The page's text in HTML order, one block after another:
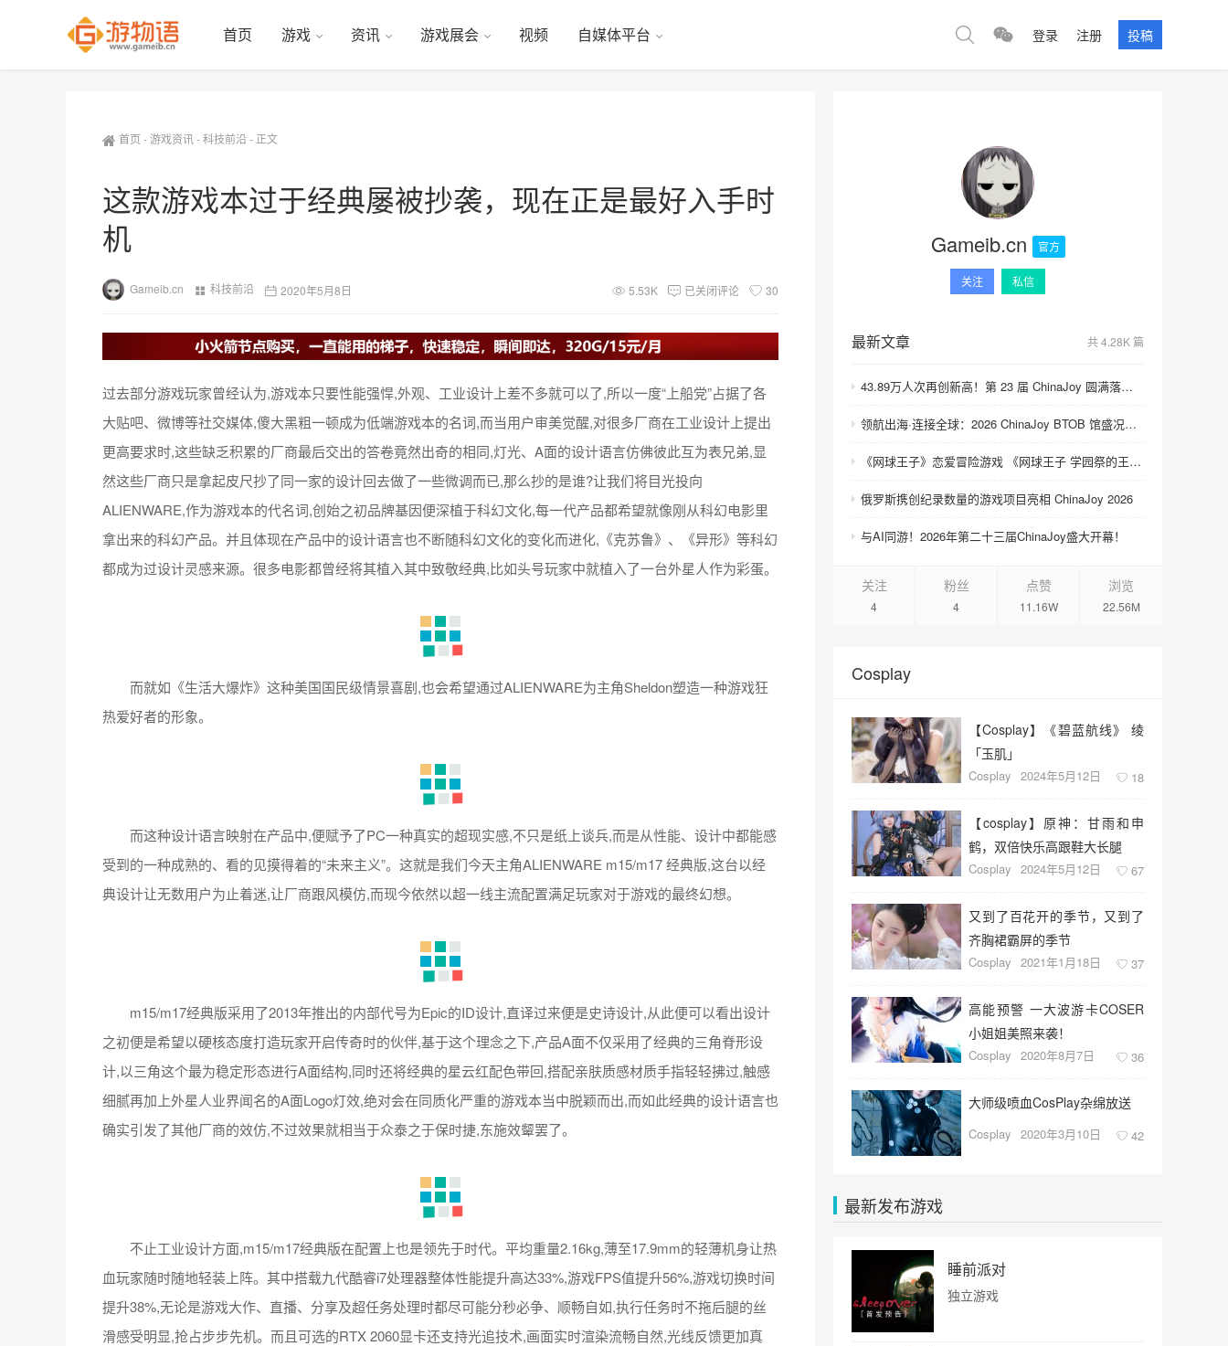
首页 游戏 资讯 游戏展会 视频 自媒体平台 登录 注册 投稿
首页 -游戏资讯-科技前沿- 正文
这款游戏本过于经典屡被抄袭，现在正是最好入手时
机
Gameib.cn 科技前沿 2020年5月8日 5.53K 已关闭评论 30
过去部分游戏玩家曾经认为,游戏本只要性能强悍,外观、工业设计上差不多就可以了,所以一度“上船党”占据了各
大贴吧、微博等社交媒体,傻大黑粗一顿成为低端游戏本的名词,而当用户审美觉醒,对很多厂商在工业设计上提出
更高要求时,这些缺乏积累的厂商最后交出的答卷竟然出奇的相同,灯光、A面的设计语言仿佛彼此互为表兄弟,显
然这些厂商只是拿起皮尺抄了同一家的设计回去做了一些微调而已,那么抄的是谁?让我们将目光投向
ALIENWARE,作为游戏本的代名词,创始之初品牌基因便深植于科幻文化,每一代产品都希望就像刚从科幻电影里
拿出来的科幻产品。并且体现在产品中的设计语言也不断随科幻文化的变化而进化,《克苏鲁》、《异形》等科幻
都成为过设计灵感来源。很多电影都曾经将其植入其中致敬经典,比如头号玩家中就植入了一台外星人作为彩蛋。
而就如《生活大爆炸》这种美国国民级情景喜剧,也会希望通过ALIENWARE为主角Sheldon塑造一种游戏狂
热爱好者的形象。
而这种设计语言映射在产品中,便赋予了PC一种真实的超现实感,不只是纸上谈兵,而是从性能、设计中都能感
受到的一种成熟的、看的见摸得着的“未来主义”。这就是我们今天主角ALIENWARE m15/m17 经典版,这台以经
典设计让无数用户为止着迷,让厂商跟风模仿,而现今依然以超一线主流配置满足玩家对于游戏的最终幻想。
m15/m17经典版采用了2013年推出的内部代号为Epic的ID设计,直译过来便是史诗设计,从此便可以看出设计
之初便是希望以硬核态度打造玩家开启传奇时的伙伴,基于这个理念之下,产品A面不仅采用了经典的三角脊形设
计,以三角这个最为稳定形态进行A面结构,同时还将经典的星云红配色带回,搭配亲肤质感材质手指轻轻拂过,触感
细腻再加上外星人业界闻名的A面Logo灯效,绝对会在同质化严重的游戏本当中脱颖而出,而如此经典的设计语言也
确实引发了其他厂商的效仿,不过效果就相当于众泰之于保时捷,东施效颦罢了。
不止工业设计方面,m15/m17经典版在配置上也是领先于时代。平均重量2.16kg,薄至17.9mm的轻薄机身让热
血玩家随时随地轻装上阵。其中搭载九代酷睿i7处理器整体性能提升高达33%,游戏FPS值提升56%,游戏切换时间
提升38%,无论是游戏大作、直播、分享及超任务处理时都尽可能分秒必争、顺畅自如,执行任务时不拖后腿的丝
滑感受明显,抢占步步先机。而且可选的RTX 2060显卡还支持光追技术,画面实时渲染流畅自然,光线反馈更加真
实,搭配可选的100% sRGB 广色域与240Hz的疾速刷新率,色彩还原细腻,动态视觉纤毫毕现的效果令游戏沉浸感
慢慢,在FPS、MOBA亦或是开放世界沙盒等游戏类型都可以取得优秀的游戏体验。
Gameib.cn 官方
关注 私信
最新文章 共 4.28K 篇
43.89万人次再创新高！第 23 届 ChinaJoy 圆满落幕：感谢有你，共赴这场“与 AI 同游”的盛夏之约
领航出海·连接全球：2026 ChinaJoy BTOB 馆盛况空前
《网球王子》恋爱冒险游戏 《网球王子 学园祭的王子们 ♡-40 and more…》与《网球王子 心跳求生 Tie break ♡game》发售
俄罗斯携创纪录数量的游戏项目亮相 ChinaJoy 2026
与AI同游！2026年第二十三届ChinaJoy盛大开幕！
关注
4
粉丝
4
点赞
11.16W
浏览
22.56M
Cosplay
【Cosplay】《​碧蓝航线》 绫
「玉肌」
Cosplay 2024年5月12日 18
【cosplay】原神：甘雨和申
鹤，双倍快乐高跟鞋大长腿
Cosplay 2024年5月12日 67
又到了百花开的季节，又到了
齐胸裙霸屏的季节
Cosplay 2021年1月18日 37
高能预警 一大波游卡COSER
小姐姐美照来袭！
Cosplay 2020年8月7日 36
大师级喷血CosPlay杂绵放送
Cosplay 2020年3月10日 42
最新发布游戏
睡前派对
独立游戏